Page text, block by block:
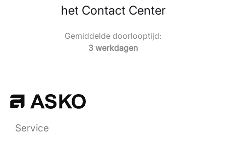
het Contact Center
Gemiddelde doorlooptijd:
3 werkdagen
Service